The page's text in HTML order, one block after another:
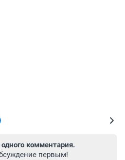
комментария.
первым!